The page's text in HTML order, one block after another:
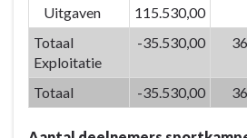
creaties
versterken
identiteit
Uitgaven
115.530,00
Totaal
Exploitatie
-35.530,00
Totaal -35.530,00